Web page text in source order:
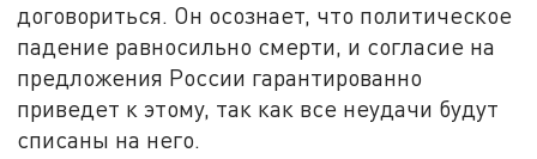
договориться. Он осознает, что политическое
падение равносильно смерти, и согласие на
предложения России гарантированно
приведет к этому, так как все неудачи будут
списаны на него.